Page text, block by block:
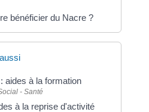
bénéficier du Nacre ?
aides à la formation
- Santé
à la reprise d'activité